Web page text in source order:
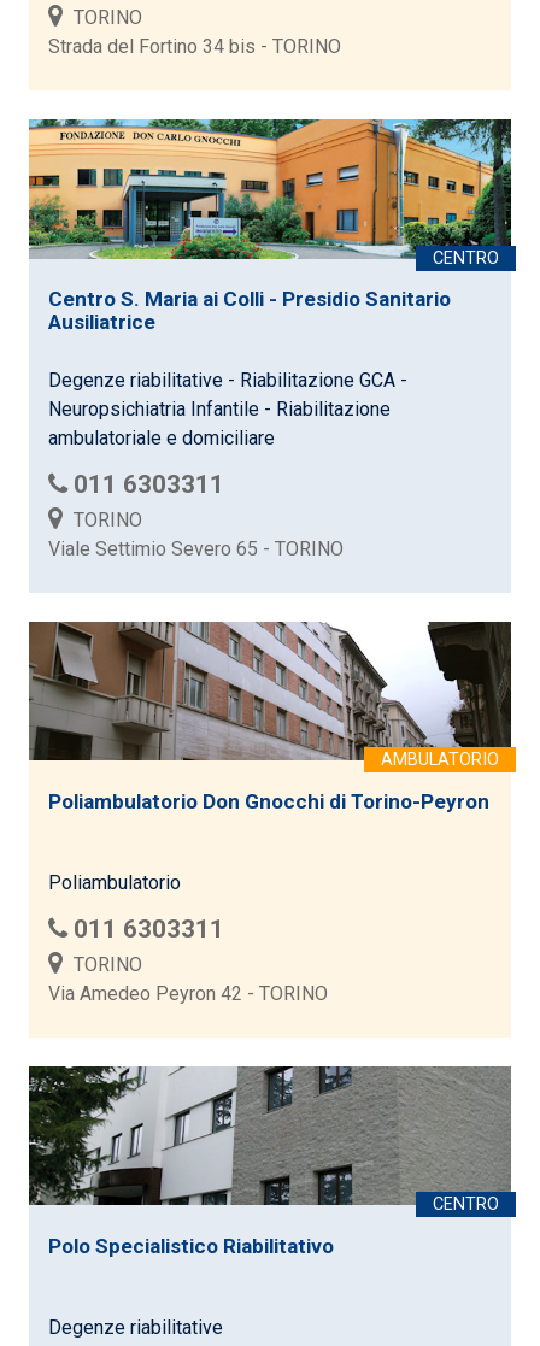
TORINO
Strada del Fortino 34 bis - TORINO
Centro S. Maria ai Colli - Presidio Sanitario
Ausiliatrice
Degenze riabilitative - Riabilitazione GCA -
Neuropsichiatria Infantile - Riabilitazione
ambulatoriale e domiciliare
011 6303311
TORINO
Viale Settimio Severo 65 - TORINO
Poliambulatorio Don Gnocchi di Torino-Peyron
Poliambulatorio
011 6303311
TORINO
Via Amedeo Peyron 42 - TORINO
Polo Specialistico Riabilitativo
Degenze riabilitative